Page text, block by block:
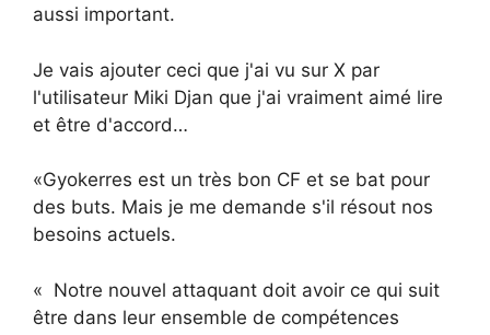
aussi important.
Je vais ajouter ceci que j'ai vu sur X par
l'utilisateur Miki Djan que j'ai vraiment aimé lire
et être d'accord…
«Gyokerres est un très bon CF et se bat pour
des buts. Mais je me demande s'il résout nos
besoins actuels.
« Notre nouvel attaquant doit avoir ce qui suit
être dans leur ensemble de compétences